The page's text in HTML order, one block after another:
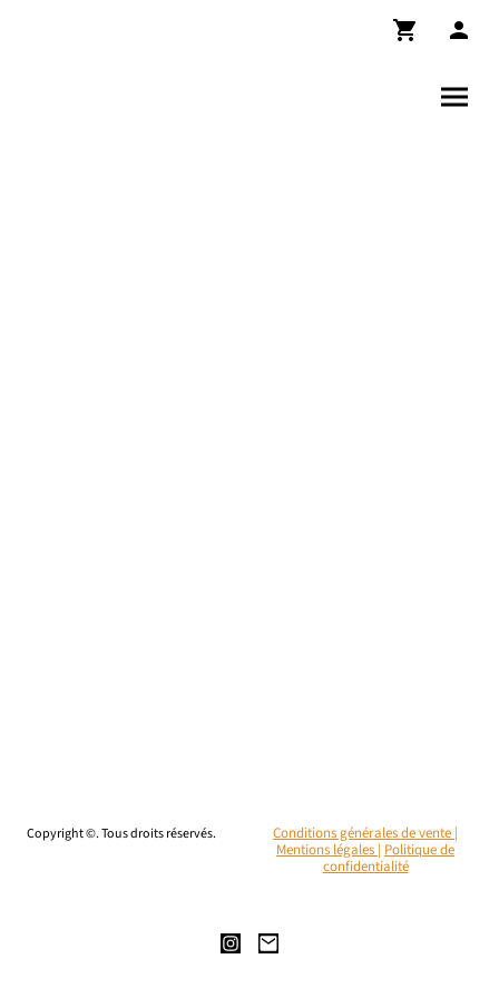
Copyright ©. Tous droits réservés.
Conditions générales de vente |
Mentions légales | Politique de
confidentialité